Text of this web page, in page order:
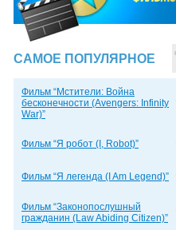
САМОЕ ПОПУЛЯРНОЕ
Фильм “Мстители: Война
бесконечности (Avengers: Infinity
War)”
Фильм “Я робот (I, Robot)”
Фильм “Я легенда (I Am Legend)”
Фильм “Законопослушный
гражданин (Law Abiding Citizen)”